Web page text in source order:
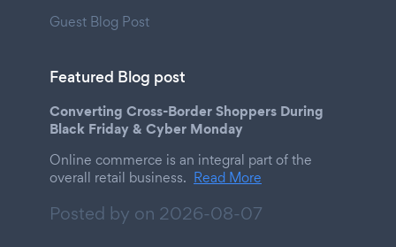
Guest Blog Post
Featured Blog post
Converting Cross-Border Shoppers During
Black Friday & Cyber Monday
Online commerce is an integral part of the
overall retail business. Read More
Posted by on 2026-08-07